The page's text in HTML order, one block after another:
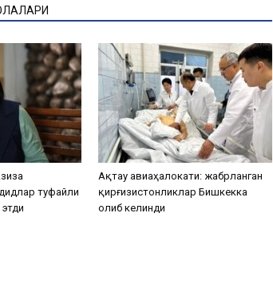
туфайли
Ақтау авиаҳалокати: жабрланган
қирғизистонликлар Бишкекка
олиб келинди